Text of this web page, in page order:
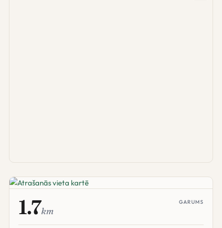
1.7km
GARUMS